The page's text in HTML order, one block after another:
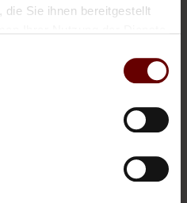
Sie ihnen bereitgestellt